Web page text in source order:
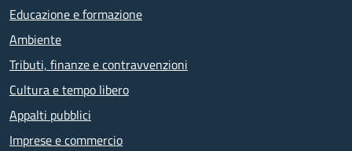
Educazione e formazione
Ambiente
Tributi, finanze e contravvenzioni
Cultura e tempo libero
Appalti pubblici
Imprese e commercio